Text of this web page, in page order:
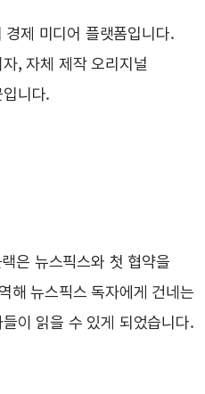
제 미디어 플랫폼입니다.
, 자체 제작 오리지널
니다.
은 뉴스픽스와 첫 협약을
해 뉴스픽스 독자에게 건네는
이 읽을 수 있게 되었습니다.